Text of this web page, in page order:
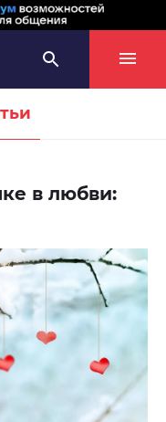
в любви: